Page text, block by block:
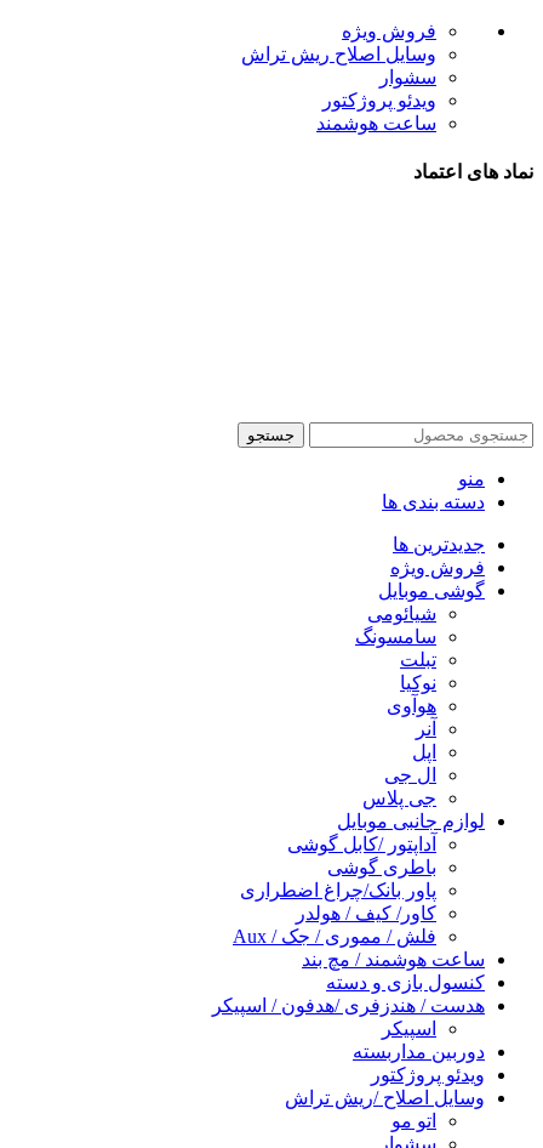
فروش ویژه
وسایل اصلاح ریش تراش
سشوار
ویدئو پروژکتور
ساعت هوشمند
نماد های اعتماد
جستجو
منو
دسته بندی ها
جدیدترین ها
فروش ویژه
گوشی موبایل
شیائومی
سامسونگ
تبلت
نوکیا
هوآوی
آنر
اپل
ال جی
جی پلاس
لوازم جانبی موبایل
آداپتور /کابل گوشی
باطری گوشی
پاور بانک/چراغ اضطراری
کاور/ کیف / هولدر
فلش / مموری / جک / Aux
ساعت هوشمند / مچ بند
کنسول بازی و دسته
هدست / هندزفری /هدفون / اسپیکر
اسپیکر
دوربین مداربسته
ویدئو پروژکتور
وسایل اصلاح /ریش تراش
اتو مو
سشوار